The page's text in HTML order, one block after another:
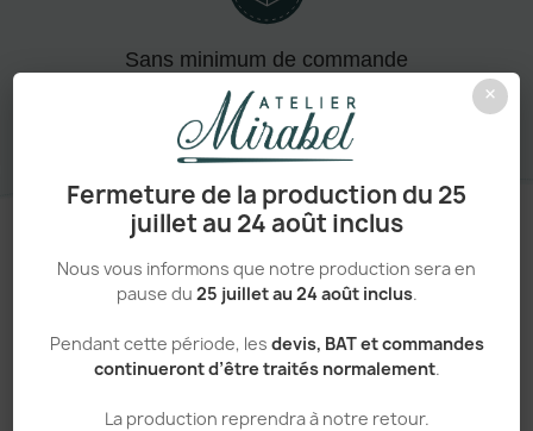
×
Fermeture de la production du 25
juillet au 24 août inclus
Nous vous informons que notre production sera en
pause du 25 juillet au 24 août inclus.
Pendant cette période, les devis, BAT et commandes
continueront d’être traités normalement.
La production reprendra à notre retour.
Sans minimum de commande
Un processus simple et transparent
VOTRE
COMMANDE,EN 5